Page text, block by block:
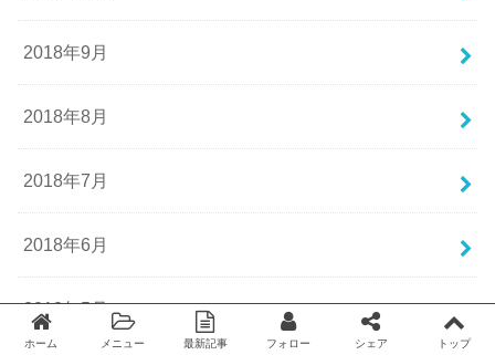
2018年9月
2018年8月
2018年7月
2018年6月
2018年5月
ホーム メニュー 最新記事 フォロー シェア トップ
Twitter facebook